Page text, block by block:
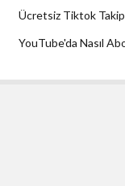
Ücretsiz Tiktok
YouTube'da Nasıl